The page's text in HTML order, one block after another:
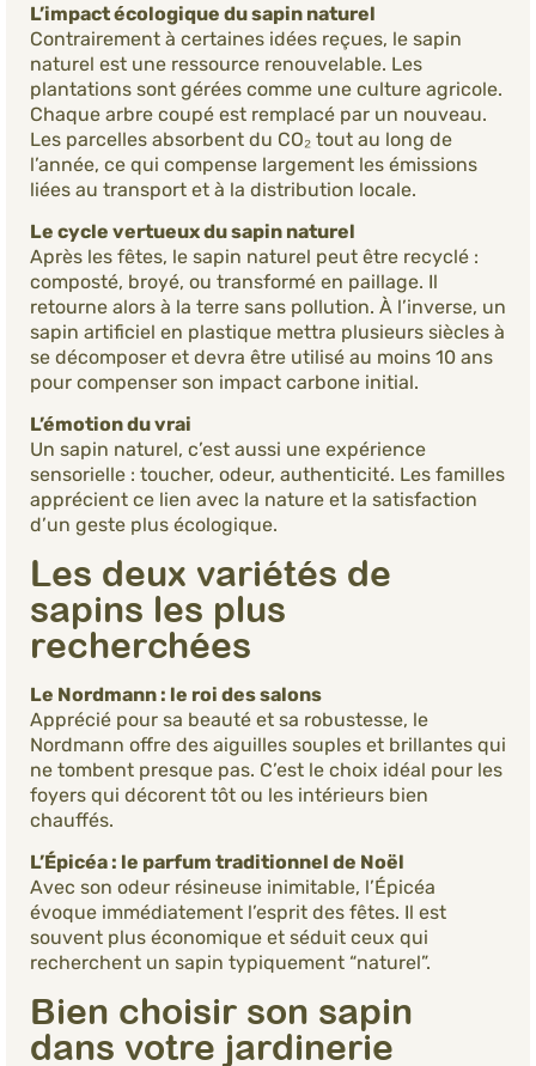
L’impact écologique du sapin naturel
Contrairement à certaines idées reçues, le sapin
naturel est une ressource renouvelable. Les
plantations sont gérées comme une culture agricole.
Chaque arbre coupé est remplacé par un nouveau.
Les parcelles absorbent du CO₂ tout au long de
l’année, ce qui compense largement les émissions
liées au transport et à la distribution locale.
Le cycle vertueux du sapin naturel
Après les fêtes, le sapin naturel peut être recyclé :
composté, broyé, ou transformé en paillage. Il
retourne alors à la terre sans pollution. À l’inverse, un
sapin artificiel en plastique mettra plusieurs siècles à
se décomposer et devra être utilisé au moins 10 ans
pour compenser son impact carbone initial.
L’émotion du vrai
Un sapin naturel, c’est aussi une expérience
sensorielle : toucher, odeur, authenticité. Les familles
apprécient ce lien avec la nature et la satisfaction
d’un geste plus écologique.
Les deux variétés de
sapins les plus
recherchées
Le Nordmann : le roi des salons
Apprécié pour sa beauté et sa robustesse, le
Nordmann offre des aiguilles souples et brillantes qui
ne tombent presque pas. C’est le choix idéal pour les
foyers qui décorent tôt ou les intérieurs bien
chauffés.
L’Épicéa : le parfum traditionnel de Noël
Avec son odeur résineuse inimitable, l’Épicéa
évoque immédiatement l’esprit des fêtes. Il est
souvent plus économique et séduit ceux qui
recherchent un sapin typiquement “naturel”.
Bien choisir son sapin
dans votre jardinerie